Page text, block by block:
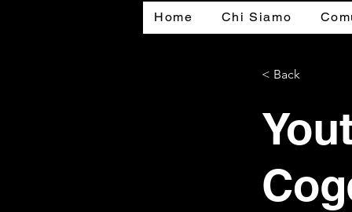
Home Chi Siamo
< Back